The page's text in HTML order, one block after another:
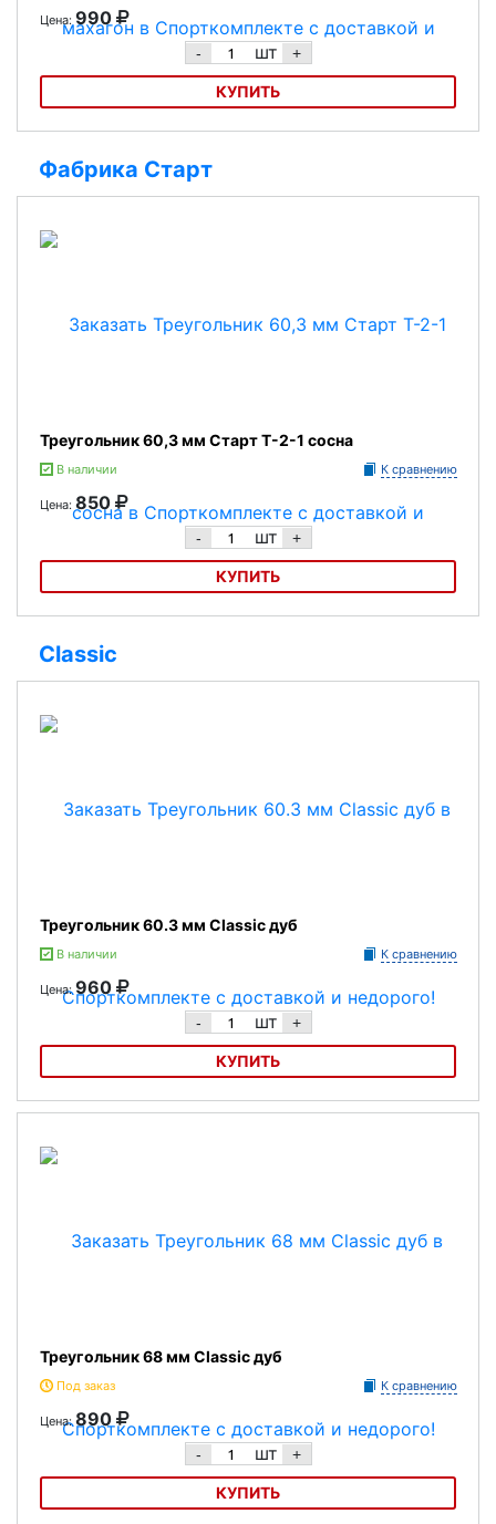
Цена: 990
- шт +
КУПИТЬ
Фабрика Старт
Треугольник 60,3 мм Старт Т-2-1 сосна
В наличии К сравнению
Цена: 850
- шт +
КУПИТЬ
Classic
Треугольник 60.3 мм Classic дуб
В наличии К сравнению
Цена:960
- шт +
КУПИТЬ
Треугольник 60.3 мм Classic дуб
Треугольник 68 мм Classic дуб
Под заказ К сравнению
Цена:890
- шт +
КУПИТЬ